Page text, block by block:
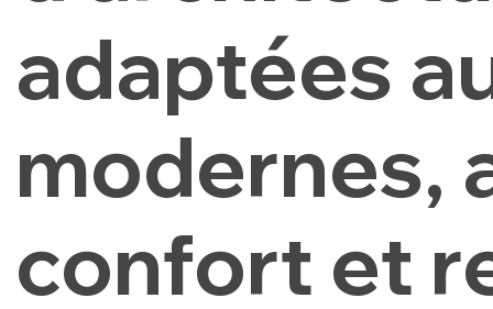
adaptées
modernes,
confort et